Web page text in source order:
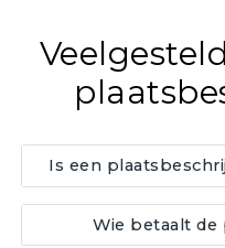
Is een
Wie betaalt de